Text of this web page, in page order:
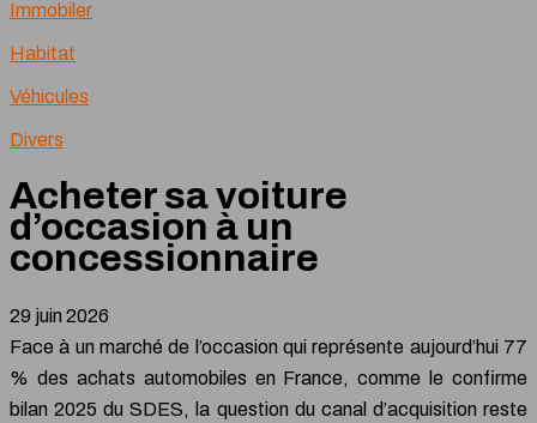
Immobiler
Habitat
Véhicules
Divers
Acheter sa voiture
d’occasion à un
concessionnaire
29 juin 2026
Face à un marché de l’occasion qui représente aujourd’hui 77
% des achats automobiles en France, comme le confirme
bilan 2025 du SDES, la question du canal d’acquisition reste